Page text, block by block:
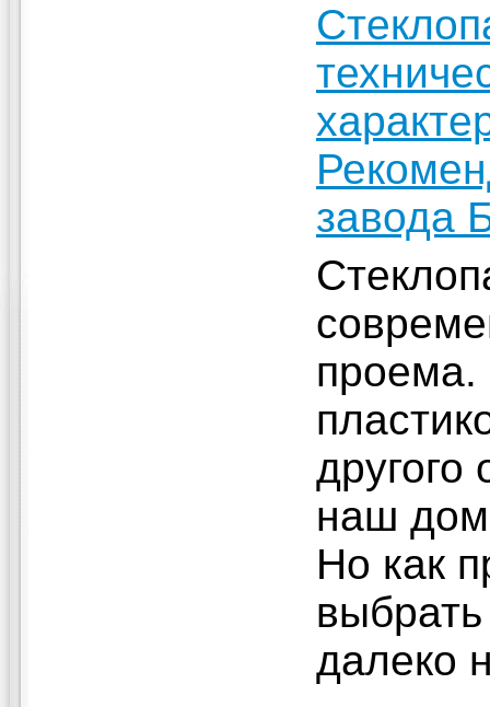
завода
проема.
другого
наш дом
Но как
далеко